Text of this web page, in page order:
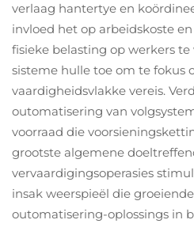
verlaag hantertye en
invloed het op arbeidskoste
fisieke belasting op werkers
sisteme hulle toe om te fokus
vaardigheidsvlakke vereis.
outomatisering van
voorraad die
grootste algemene
vervaardigingsoperasies
insak weerspieël die
outomatisering-oplossings in